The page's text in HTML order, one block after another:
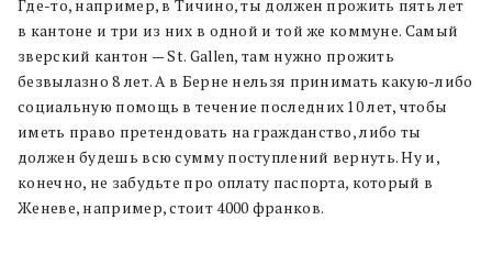
Где-то, например, в Тичино, ты должен прожить пять лет
в кантоне и три из них в одной и той же коммуне. Самый
зверский кантон — St. Gallen, там нужно прожить
безвылазно 8 лет. А в Берне нельзя принимать какую-либо
социальную помощь в течение последних 10 лет, чтобы
иметь право претендовать на гражданство, либо ты
должен будешь всю сумму поступлений вернуть. Ну и,
конечно, не забудьте про оплату паспорта, который в
Женеве, например, стоит 4000 франков.